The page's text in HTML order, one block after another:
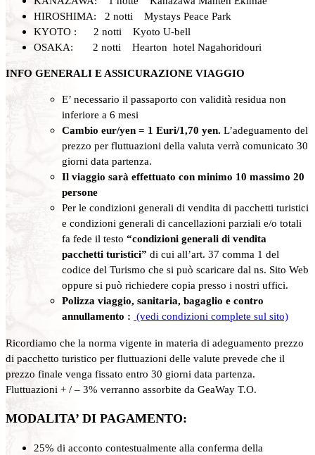
HIROSHIMA: 2 notti Mystays Peace Park
KYOTO : 2 notti Kyoto U-bell
OSAKA: 2 notti Hearton hotel Nagahoridouri
INFO GENERALI E ASSICURAZIONE VIAGGIO
E’ necessario il passaporto con validità residua non
inferiore a 6 mesi
Cambio eur/yen = 1 Euri/1,70 yen. L’adeguamento del
prezzo per fluttuazioni della valuta verrà comunicato 30
giorni data partenza.
Il viaggio sarà effettuato con minimo 10 massimo 20
persone
Per le condizioni generali di vendita di pacchetti turistici
e condizioni generali di cancellazioni parziali e/o totali
fa fede il testo “condizioni generali di vendita
pacchetti turistici” di cui all’art. 37 comma 1 del
codice del Turismo che si può scaricare dal ns. Sito Web
oppure si può richiedere copia presso i nostri uffici.
Polizza viaggio, sanitaria, bagaglio e contro
annullamento : (vedi condizioni complete sul sito)
Ricordiamo che la norma vigente in materia di adeguamento prezzo
di pacchetto turistico per fluttuazioni delle valute prevede che il
prezzo finale venga fissato entro 30 giorni data partenza.
Fluttuazioni + / – 3% verranno assorbite da GeaWay T.O.
MODALITA’ DI PAGAMENTO:
25% di acconto contestualmente alla conferma della